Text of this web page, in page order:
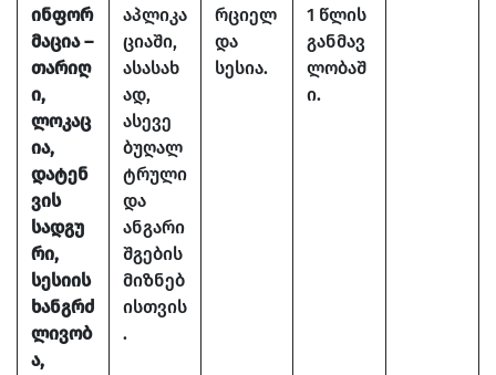
ინფორ
მაცია –
თარიღ
ი,
ლოკაც
ია,
დატენ
ვის
სადგუ
რი,
სესიის
ხანგრძ
ლივობ
ა,
აპლიკა
ციაში,
ასასახ
ად,
ასევე
ბუღალ
ტრული
და
ანგარი
შგების
მიზნებ
ისთვის
.
რციელ
და
სესია.
1 წლის
განმავ
ლობაშ
ი.